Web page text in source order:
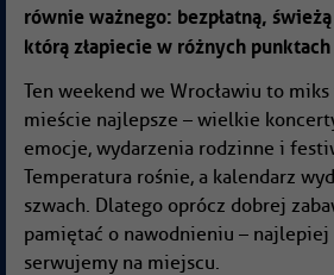
równie ważnego: bezpłatną,
którą złapiecie w różnych
Ten weekend we Wrocławiu to
mieście najlepsze – wielkie
emocje, wydarzenia rodzinne i
Temperatura rośnie, a kalendarz
szwach. Dlatego oprócz dobrej
pamiętać o nawodnieniu – najlepiej
serwujemy na miejscu.